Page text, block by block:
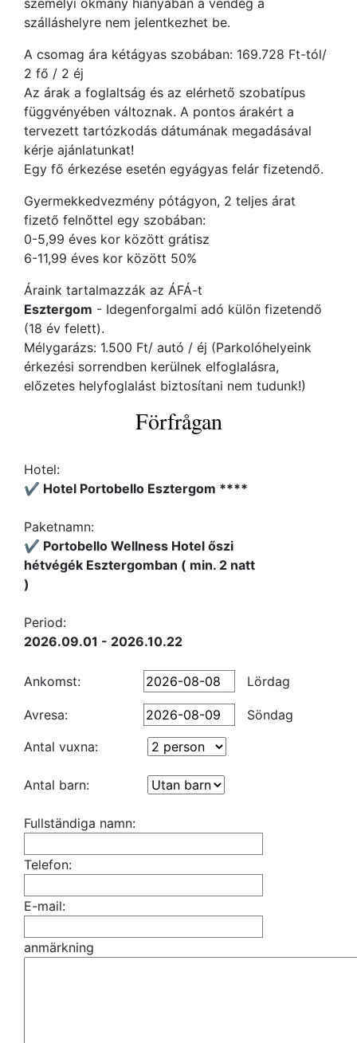
személyi okmány hiányában a vendég a
szálláshelyre nem jelentkezhet be.
A csomag ára kétágyas szobában: 169.728 Ft-tól/
2 fő / 2 éj
Az árak a foglaltság és az elérhető szobatípus
függvényében változnak. A pontos árakért a
tervezett tartózkodás dátumának megadásával
kérje ajánlatunkat!
Egy fő érkezése esetén egyágyas felár fizetendő.
Gyermekkedvezmény pótágyon, 2 teljes árat
fizető felnőttel egy szobában:
0-5,99 éves kor között grátisz
6-11,99 éves kor között 50%
Áraink tartalmazzák az ÁFÁ-t
Esztergom - Idegenforgalmi adó külön fizetendő
(18 év felett).
Mélygarázs: 1.500 Ft/ autó / éj (Parkolóhelyeink
érkezési sorrendben kerülnek elfoglalásra,
előzetes helyfoglalást biztosítani nem tudunk!)
Förfrågan
Hotel:
✔️ Hotel Portobello Esztergom ****
Paketnamn:
✔️ Portobello Wellness Hotel őszi
hétvégék Esztergomban ( min. 2 natt
)
Period:
2026.09.01 - 2026.10.22
Ankomst: Lördag
Avresa:
Söndag
Antal vuxna:
Antal barn:
Fullständiga namn:
Telefon:
E-mail:
anmärkning